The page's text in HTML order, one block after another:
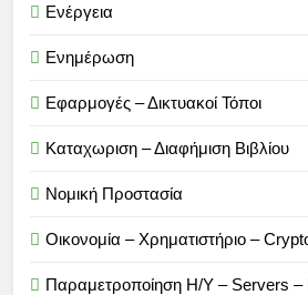
Ενέργεια
Ενημέρωση
Εφαρμογές – Δικτυακοί Τόποι
Καταχωριση – Διαφήμιση Βιβλίου
Νομική Προστασία
Οικονομία – Χρηματιστήριο –
Παραμετροποίηση Η/Υ – Servers –